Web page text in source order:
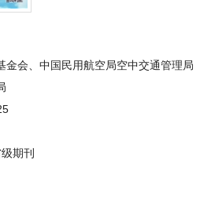
金会、中国民用航空局空中交通管理局
期刊